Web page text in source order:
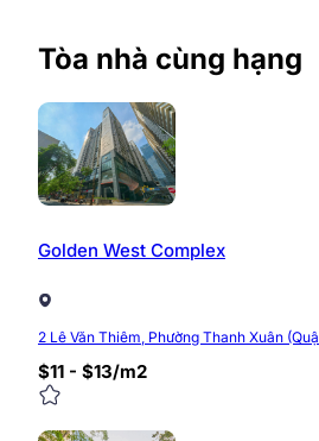
Fanpage: https://
Hotline: 0968.382.682
0/5(0 Reviews)
Tòa nhà cùng hạng
Golden West Complex
2 Lê Văn Thiêm, Phường Thanh Xuân
$11 - $13/m2